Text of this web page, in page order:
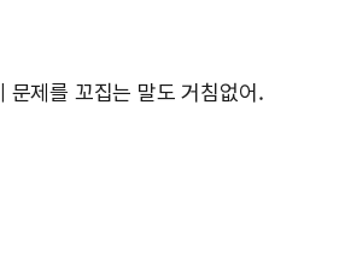
문제를 꼬집는 말도 거침없어.